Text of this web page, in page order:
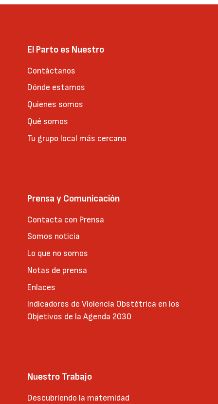
El Parto es Nuestro
Contáctanos
Dónde estamos
Quienes somos
Qué somos
Tu grupo local más cercano
Prensa y Comunicación
Contacta con Prensa
Somos noticia
Lo que no somos
Notas de prensa
Enlaces
Indicadores de Violencia Obstétrica en los
Objetivos de la Agenda 2030
Nuestro Trabajo
Descubriendo la maternidad